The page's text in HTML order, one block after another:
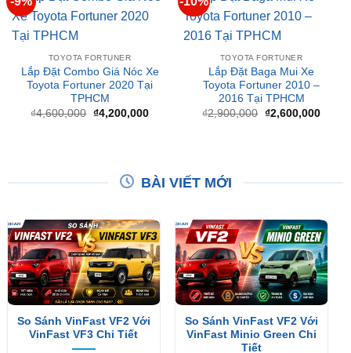
TOYOTA FORTUNER
Lắp Đặt Combo Giá Nóc Xe
TPHCM
₫4,600,000 Giá
gốc
là:
₫4,600,000.
₫4,200,000Giá
hiện
tại
₫4,200,000.
TOYOTA FORTUNER
Lắp Đặt Baga Mui Xe
Toyota Fortuner 2010 –
2016 Tại TPHCM
2,900,000 Giá
gốc
là:
₫2,900,000.
₫2,600,000
So Sánh VinFast VF2 Với
VinFast VF3 Chi Tiết
XEM THÊM
So Sánh VinFast VF2 Với
VinFast Minio Green Chi
Tiết
XEM THÊM